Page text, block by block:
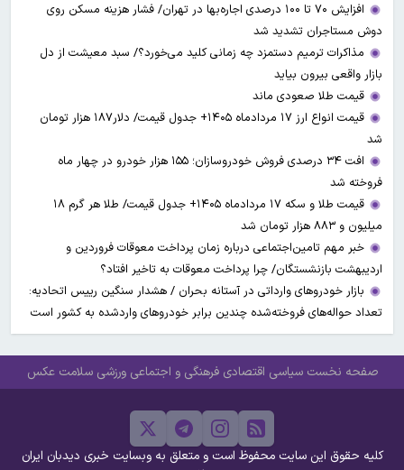
افزایش ۷۰ تا ۱۰۰ درصدی اجاره‌بها در تهران/ فشار هزینه مسکن روی
دوش مستاجران تشدید شد
مذاکرات ترمیم دستمزد چه زمانی کلید می‌خورد؟/ سبد معیشت از دل
بازار واقعی بیرون بیاید
قیمت طلا صعودی ماند
قیمت انواع ارز ۱۷ مردادماه ۱۴۰۵+ جدول قیمت/ دلار۱۸۷ هزار تومان
شد
افت ۳۴ درصدی فروش خودروسازان؛ ۱۵۵ هزار خودرو در چهار ماه
فروخته شد
قیمت طلا و سکه ۱۷ مردادماه ۱۴۰۵+ جدول قیمت/ طلا هر گرم ۱۸
میلیون و ۸۸۳ هزار تومان شد
خبر مهم تامین‌اجتماعی درباره زمان پرداخت معوقات فروردین و
اردیبهشت بازنشستگان/ چرا پرداخت معوقات به تاخیر افتاد؟
بازار خودروهای وارداتی در آستانه بحران / هشدار سنگین رییس اتحادیه:
تعداد حواله‌های فروخته‌شده چندین برابر خودروهای واردشده به کشور است
صفحه نخست سیاسی اقتصادی فرهنگی و اجتماعی ورزشی سلامت عکس
کلیه حقوق این سایت محفوظ است و متعلق به وبسایت خبری دیدبان ایران